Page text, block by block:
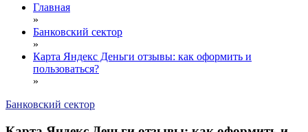
Главная
»
Банковский сектор
»
Карта Яндекс Деньги отзывы: как оформить и
пользоваться?
»
Банковский сектор